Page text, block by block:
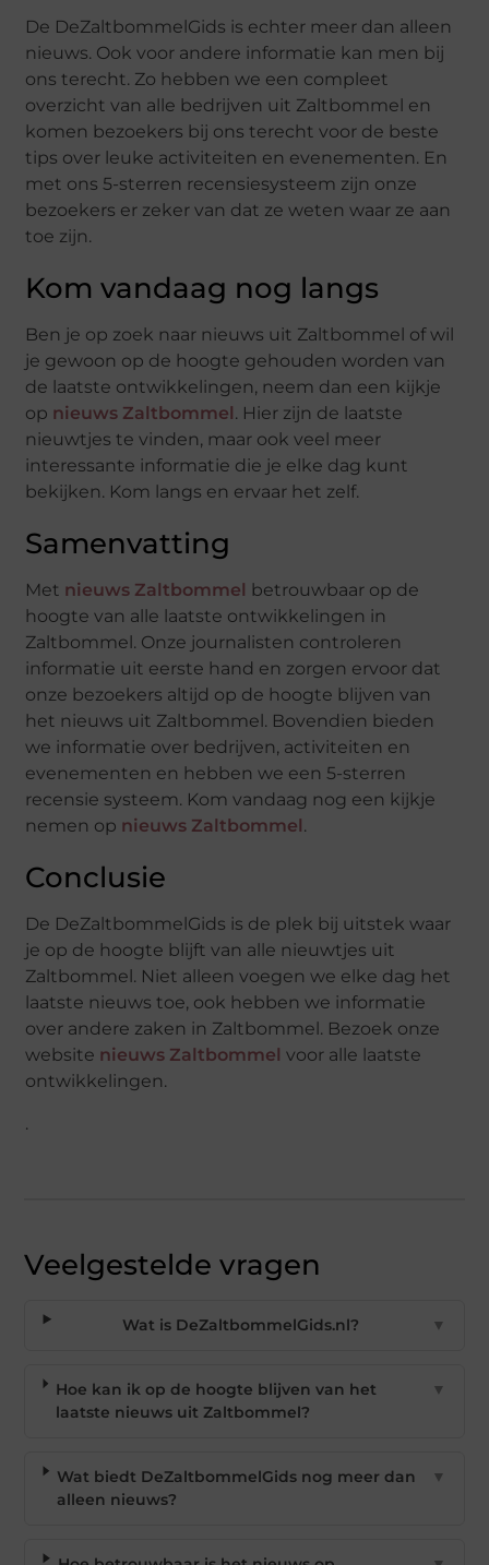
De DeZaltbommelGids is echter meer dan alleen
nieuws. Ook voor andere informatie kan men bij
ons terecht. Zo hebben we een compleet
overzicht van alle bedrijven uit Zaltbommel en
komen bezoekers bij ons terecht voor de beste
tips over leuke activiteiten en evenementen. En
met ons 5-sterren recensiesysteem zijn onze
bezoekers er zeker van dat ze weten waar ze aan
toe zijn.
Kom vandaag nog langs
Ben je op zoek naar nieuws uit Zaltbommel of wil
je gewoon op de hoogte gehouden worden van
de laatste ontwikkelingen, neem dan een kijkje
op nieuws Zaltbommel . Hier zijn de laatste
nieuwtjes te vinden, maar ook veel meer
interessante informatie die je elke dag kunt
bekijken. Kom langs en ervaar het zelf.
Samenvatting
Met nieuws Zaltbommel
betrouwbaar op de
hoogte van alle laatste ontwikkelingen in
Zaltbommel. Onze journalisten controleren
informatie uit eerste hand en zorgen ervoor dat
onze bezoekers altijd op de hoogte blijven van
het nieuws uit Zaltbommel. Bovendien bieden
we informatie over bedrijven, activiteiten en
evenementen en hebben we een 5-sterren
recensie systeem. Kom vandaag nog een kijkje
nemen op nieuws Zaltbommel .
Conclusie
De DeZaltbommelGids is de plek bij uitstek waar
je op de hoogte blijft van alle nieuwtjes uit
Zaltbommel. Niet alleen voegen we elke dag het
laatste nieuws toe, ook hebben we informatie
over andere zaken in Zaltbommel. Bezoek onze
website nieuws Zaltbommel voor alle laatste
ontwikkelingen.
.
Veelgestelde vragen
Wat is DeZaltbommelGids.nl? ▼
Hoe kan ik op de hoogte blijven van het
laatste nieuws uit Zaltbommel?
▼
Wat biedt DeZaltbommelGids nog meer dan
alleen nieuws?
▼